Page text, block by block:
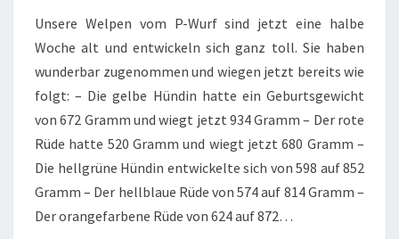
HALBE
WOCHE
ALT
Unsere Welpen vom P-Wurf sind jetzt eine halbe
Woche alt und entwickeln sich ganz toll. Sie haben
wunderbar zugenommen und wiegen jetzt bereits wie
folgt: – Die gelbe Hündin hatte ein Geburtsgewicht
von 672 Gramm und wiegt jetzt 934 Gramm – Der rote
Rüde hatte 520 Gramm und wiegt jetzt 680 Gramm –
Die hellgrüne Hündin entwickelte sich von 598 auf 852
Gramm – Der hellblaue Rüde von 574 auf 814 Gramm –
Der orangefarbene Rüde von 624 auf 872…